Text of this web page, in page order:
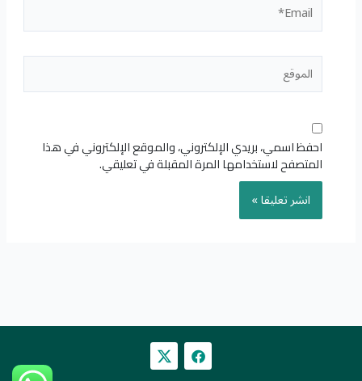
الموقع
احفظ اسمي، بريدي الإلكتروني، والموقع الإلكتروني في هذا
المتصفح لاستخدامها المرة المقبلة في تعليقي.
F
a
c